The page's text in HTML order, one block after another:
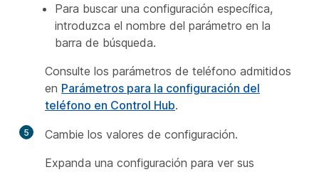
Para buscar una configuración específica,
introduzca el nombre del parámetro en la
barra de búsqueda.
Consulte los parámetros de teléfono admitidos
en Parámetros para la configuración del
teléfono en Control Hub.
5
Cambie los valores de configuración.
Expanda una configuración para ver sus